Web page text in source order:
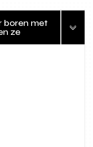
boren met
ze